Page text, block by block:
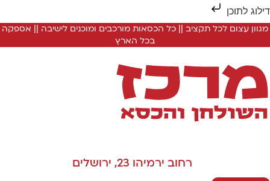
לתוכן
מגוון עצום לכל תקציב || כל הכסאות מורכבים ומוכנים לישיבה || אספקה
בכל הארץ
רחוב ירמיהו 23, ירושלים